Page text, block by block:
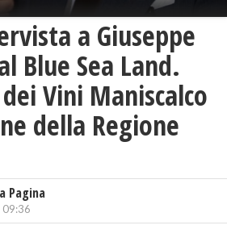
a Giuseppe
Blue Sea Land.
dei Vini Maniscalco
della Regione
Pagina